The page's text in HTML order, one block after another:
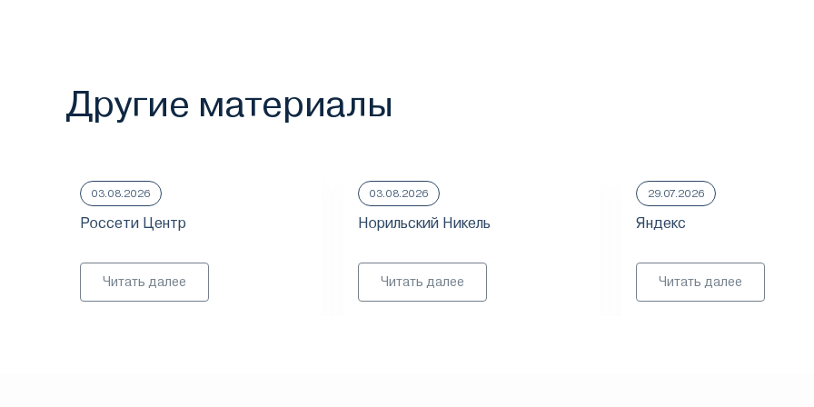
Другие материалы
03.08.2026
Россети Центр
Читать далее
03.08.2026
Норильский Никель
Читать далее
29.07.2026
Яндекс
Читать далее